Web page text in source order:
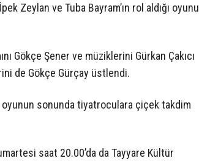
Zeylan ve Tuba Bayram’ın rol aldığı oyunu
Gökçe Şener ve müziklerini Gürkan Çakıcı
de Gökçe Gürçay üstlendi.
oyunun sonunda tiyatroculara çiçek takdim
saat 20.00’da da Tayyare Kültür